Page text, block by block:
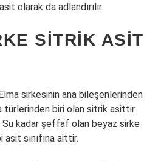
olarak da adlandırılır.
SITRIK ASIT
sirkesinin ana bileşenlerinden
türlerinden biri olan sitrik asittir.
kadar şeffaf olan beyaz sirke
sınıfına aittir.